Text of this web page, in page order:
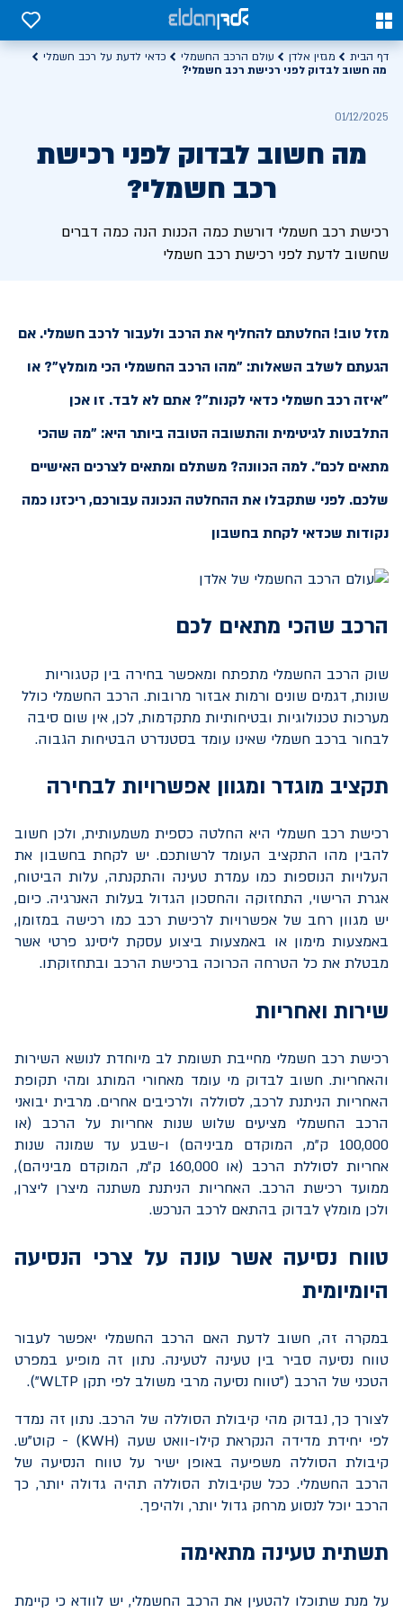
0
0
דף הבית מגזין אלדן עולם הרכב החשמלי
כדאי לדעת על רכב חשמלי
מה חשוב לבדוק לפני רכישת רכב חשמלי?
01/12/2025
מה חשוב לבדוק לפני רכישת
רכב חשמלי?
רכישת רכב חשמלי דורשת כמה הכנות הנה כמה דברים
שחשוב לדעת לפני רכישת רכב חשמלי
מזל טוב! החלטתם להחליף את הרכב ולעבור לרכב חשמלי. אם
הגעתם לשלב השאלות: "מהו הרכב החשמלי הכי מומלץ"? או
"איזה רכב חשמלי כדאי לקנות"? אתם לא לבד. זו אכן
התלבטות לגיטימית והתשובה הטובה ביותר היא: "מה שהכי
מתאים לכם". למה הכוונה? משתלם ומתאים לצרכים האישיים
שלכם. לפני שתקבלו את ההחלטה הנכונה עבורכם, ריכזנו כמה
נקודות שכדאי לקחת בחשבון
הרכב שהכי מתאים לכם
שוק הרכב החשמלי מתפתח ומאפשר בחירה בין קטגוריות
שונות, דגמים שונים ורמות אבזור מרובות. הרכב החשמלי כולל
מערכות טכנולוגיות ובטיחותיות מתקדמות, לכן, אין שום סיבה
לבחור ברכב חשמלי שאינו עומד בסטנדרט הבטיחות הגבוה.
תקציב מוגדר ומגוון אפשרויות לבחירה
רכישת רכב חשמלי היא החלטה כספית משמעותית, ולכן חשוב
להבין מהו התקציב העומד לרשותכם. יש לקחת בחשבון את
העלויות הנוספות כמו עמדת טעינה והתקנתה, עלות הביטוח,
אגרת הרישוי, התחזוקה והחסכון הגדול בעלות האנרגיה. כיום,
יש מגוון רחב של אפשרויות לרכישת רכב כמו רכישה במזומן,
באמצעות מימון או באמצעות ביצוע עסקת ליסינג פרטי אשר
מבטלת את כל הטרחה הכרוכה ברכישת הרכב ובתחזוקתו.
שירות ואחריות
רכישת רכב חשמלי מחייבת תשומת לב מיוחדת לנושא השירות
והאחריות. חשוב לבדוק מי עומד מאחורי המותג ומהי תקופת
האחריות הניתנת לרכב, לסוללה ולרכיבים אחרים. מרבית יבואני
הרכב החשמלי מציעים שלוש שנות אחריות על הרכב (או
100,000 ק"מ, המוקדם מביניהם) ו-שבע עד שמונה שנות
אחריות לסוללת הרכב (או 160,000 ק״מ, המוקדם מביניהם),
ממועד רכישת הרכב. האחריות הניתנת משתנה מיצרן ליצרן,
ולכן מומלץ לבדוק בהתאם לרכב הנרכש.
טווח נסיעה אשר עונה על צרכי הנסיעה
היומיומית
במקרה זה, חשוב לדעת האם הרכב החשמלי יאפשר לעבור
טווח נסיעה סביר בין טעינה לטעינה. נתון זה מופיע במפרט
הטכני של הרכב ("טווח נסיעה מרבי משולב לפי תקן WLTP
").
לצורך כך, נבדוק מהי קיבולת הסוללה של הרכב. נתון זה נמדד
לפי יחידת מדידה הנקראת קילו-וואט שעה (KWH) - קוט"ש.
קיבולת הסוללה משפיעה באופן ישיר על טווח הנסיעה של
הרכב החשמלי. ככל שקיבולת הסוללה תהיה גדולה יותר, כך
הרכב יוכל לנסוע מרחק גדול יותר, ולהיפך.
תשתית טעינה מתאימה
על מנת שתוכלו להטעין את הרכב החשמלי, יש לוודא כי קיימת